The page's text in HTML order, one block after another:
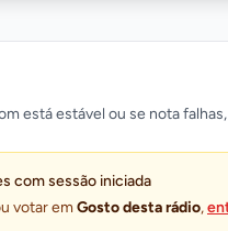
está estável ou se nota
com sessão iniciada
votar emGosto desta rádio,